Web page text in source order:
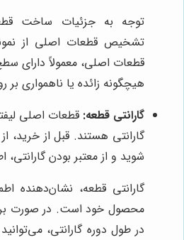
توجه به جزئیات ساخت
تشخیص قطعات اصلی از
قطعات اصلی، معمولاً دارای
هیچگونه زائده یا ناهمواری بر
گارانتی قطعه: قطعات اصلی
گارانتی هستند. قبل از خرید،
شوید و از معتبر بودن
گارانتی قطعه، نشان‌دهنده
محصول خود است. در صورت
در طول دوره گارانتی،